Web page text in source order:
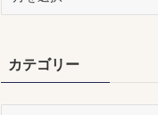
ブカテゴリー